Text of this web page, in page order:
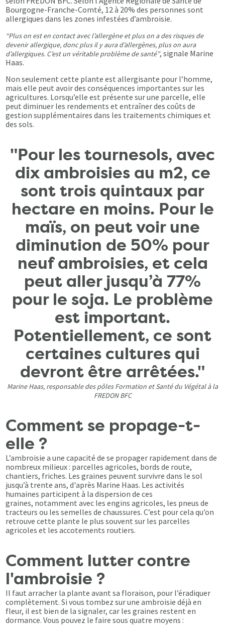
Bourgogne-Franche-Comté, 12 à 20% des personnes sont
allergiques dans les zones infestées d’ambroisie.
“Plus on est en contact avec l’allergène et plus on a des risques de
devenir allergique, donc plus il y aura d’allergènes, plus on aura
d’allergiques. C’est un véritable problème de santé”, signale Marine
Haas.
Non seulement cette plante est allergisante pour l’homme,
mais elle peut avoir des conséquences importantes sur les
agricultures. Lorsqu’elle est présente sur une parcelle, elle
peut diminuer les rendements et entraîner des coûts de
gestion supplémentaires dans les traitements chimiques et
des sols.
"Pour les tournesols, avec
dix ambroisies au m2, ce
sont trois quintaux par
hectare en moins. Pour le
maïs, on peut voir une
diminution de 50% pour
neuf ambroisies, et cela
peut aller jusqu’à 77%
pour le soja. Le problème
est important.
Potentiellement, ce sont
certaines cultures qui
devront être arrêtées."
Marine Haas, responsable des pôles Formation et Santé du Végétal à la
FREDON BFC
Comment se propage-t-
elle ?
L’ambroisie a une capacité de se propager rapidement dans de
nombreux milieux : parcelles agricoles, bords de route,
chantiers, friches. Les graines peuvent survivre dans le sol
jusqu’à trente ans, d'après Marine Haas. Les activités
humaines participent à la dispersion de ces
graines, notamment avec les engins agricoles, les pneus de
tracteurs ou les semelles de chaussures. C’est pour cela qu’on
retrouve cette plante le plus souvent sur les parcelles
agricoles et les accotements routiers.
Comment lutter contre
l'ambroisie ?
Il faut arracher la plante avant sa floraison, pour l’éradiquer
complètement. Si vous tombez sur une ambroisie déjà en
fleur, il est bien de la signaler, car les graines restent en
dormance. Vous pouvez le faire sous quatre moyens :